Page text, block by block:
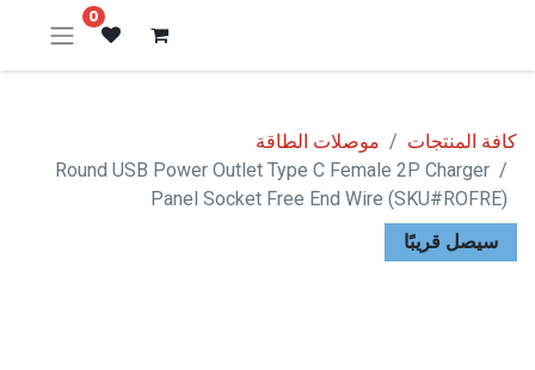
0
كافة المنتجات
موصلات الطاقة
Round USB Power Outlet Type C Female 2P Charger
Panel Socket Free End Wire (SKU#ROFRE)
سيصل قريبًا